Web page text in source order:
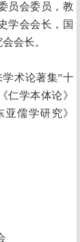
员会委员，教
学会会长，国
会长。
术论著集”十
仁学本体论》
儒学研究》